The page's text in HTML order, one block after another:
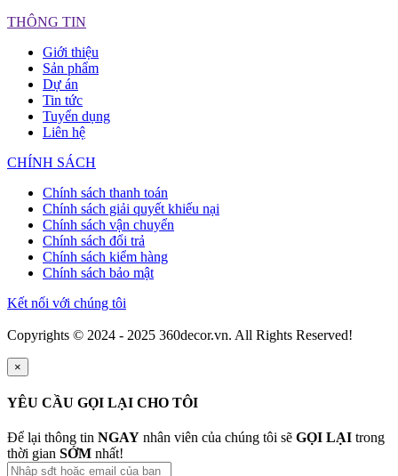
THÔNG TIN
Giới thiệu
Sản phẩm
Dự án
Tin tức
Tuyển dụng
Liên hệ
CHÍNH SÁCH
Chính sách thanh toán
Chính sách giải quyết khiếu nại
Chính sách vận chuyển
Chính sách đổi trả
Chính sách kiểm hàng
Chính sách bảo mật
Kết nối với chúng tôi
Copyrights © 2024 - 2025 360decor.vn. All Rights Reserved!
×
YÊU CẦU GỌI LẠI CHO TÔI
Để lại thông tin NGAY nhân viên của chúng tôi sẽ GỌI LẠI trong
thời gian SỚM nhất!